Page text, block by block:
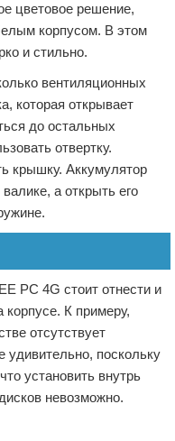
цветовое решение,
корпусом. В этом
и стильно.
вентиляционных
которая открывает
до остальных
отвертку.
крышку. Аккумулятор
а открыть его
PC 4G стоит отнести и
корпусе. К примеру,
отсутствует
удивительно, поскольку
установить внутрь
невозможно.